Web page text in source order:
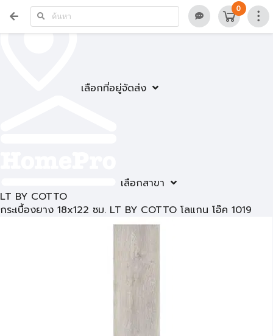
เลือกที่อยู่จัดส่ง
เลือกสาขา
0
LT BY COTTO
กระเบื้องยาง 18x122 ซม. LT BY COTTO โลแกน โอ๊ค 1019